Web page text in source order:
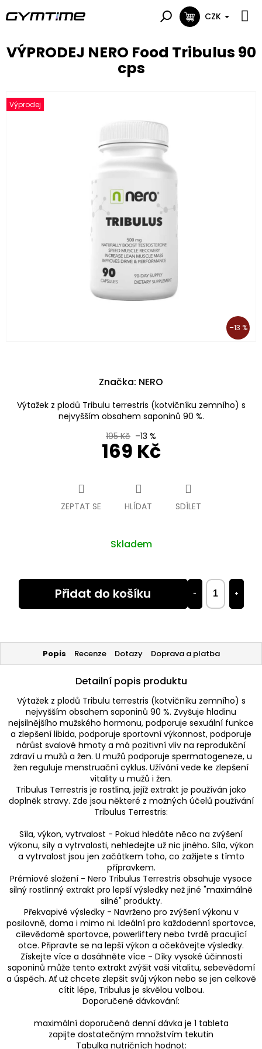
na
NÁKUPNÍ
CZK
VÝPRODEJ NERO Food Tribulus 90
cps
–13 %
Výprodej
195 Kč –13 %
169 Kč
Skladem
+
−
Přidat do košíku
Výtažek z plodů Tribulu terrestris (kotvičníku zemního) s
nejvyšším obsahem saponinů 90 %.
ZEPTAT SE HLÍDAT SDÍLET
Značka: NERO
Popis Recenze Dotazy Doprava a platba
Detailní popis produktu
Výtažek z plodů Tribulu terrestris (kotvičníku zemního) s
nejvyšším obsahem saponinů 90 %. Zvyšuje hladinu
nejsilnějšího mužského hormonu, podporuje sexuální funkce
a zlepšení libida, podporuje sportovní výkonnost, podporuje
nárůst svalové hmoty a má pozitivní vliv na reprodukční
zdraví u mužů a žen. U mužů podporuje spermatogeneze, u
žen reguluje menstruační cyklus. Užívání vede ke zlepšení
vitality u mužů i žen.
Tribulus Terrestris je rostlina, jejíž extrakt je používán jako
doplněk stravy. Zde jsou některé z možných účelů používání
Tribulus Terrestris:
Síla, výkon, vytrvalost - Pokud hledáte něco na zvýšení
výkonu, síly a vytrvalosti, nehledejte už nic jiného. Síla, výkon
a vytrvalost jsou jen začátkem toho, co zažijete s tímto
přípravkem.
Prémiové složení - Nero Tribulus Terrestris obsahuje vysoce
silný rostlinný extrakt pro lepší výsledky než jiné "maximálně
silné" produkty.
Překvapivé výsledky - Navrženo pro zvýšení výkonu v
posilovně, doma i mimo ni. Ideální pro každodenní sportovce,
cílevědomé sportovce, powerliftery nebo tvrdě pracující
otce. Připravte se na lepší výkon a očekávejte výsledky.
Získejte více a dosáhněte více - Díky vysoké účinnosti
saponinů může tento extrakt zvýšit vaši vitalitu, sebevědomí
a úspěch. Ať už chcete zlepšit svůj výkon nebo se jen celkově
cítit lépe, Tribulus je skvělou volbou.
Doporučené dávkování:
maximální doporučená denní dávka je 1 tableta
zapijte dostatečným množstvím tekutin
Tabulka nutričních hodnot: